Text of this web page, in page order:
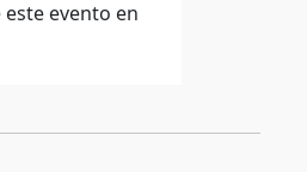
evento en